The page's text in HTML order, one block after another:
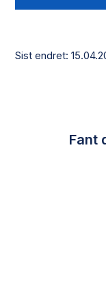
Sist endret
Fant